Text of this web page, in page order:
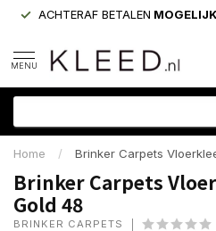
ACHTERAF BETALEN MOGELIJK
MENU
Home / Brinker Carpets
Brinker Carpets
Gold 48
BRINKER CARPETS